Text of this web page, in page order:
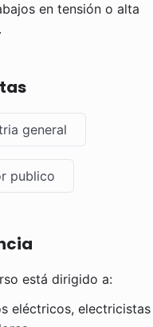
en tensión o alta
general
publico
está dirigido a:
eléctricos,